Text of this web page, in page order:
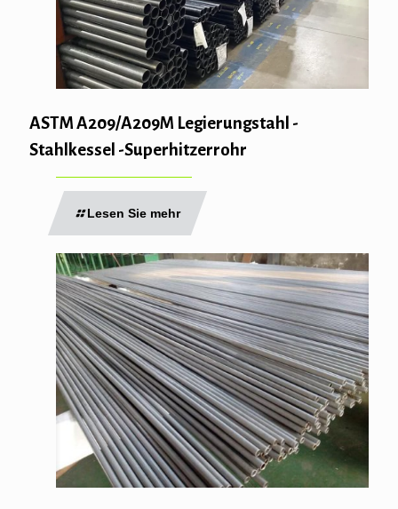
ASTM A209/A209M Legierungstahl -
Stahlkessel -Superhitzerrohr
Lesen Sie mehr